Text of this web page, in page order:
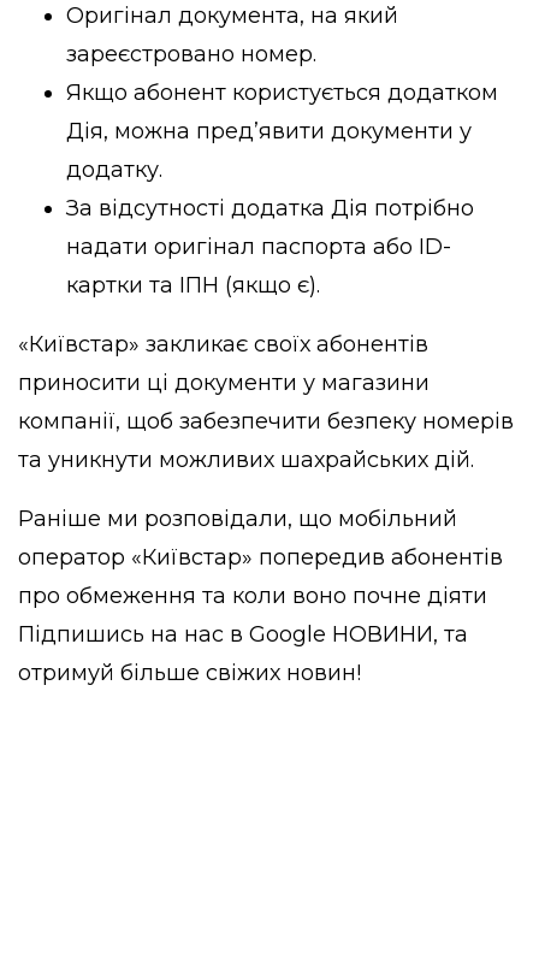
Оригінал документа, на який
зареєстровано номер.
Якщо абонент користується додатком
Дія, можна пред’явити документи у
додатку.
За відсутності додатка Дія потрібно
надати оригінал паспорта або ID-
картки та ІПН (якщо є).
«Київстар» закликає своїх абонентів
приносити ці документи у магазини
компанії, щоб забезпечити безпеку номерів
та уникнути можливих шахрайських дій.
Раніше ми розповідали, що мобільний
оператор «Київстар» попередив абонентів
про обмеження та коли воно почне діяти
Підпишись на нас в Google НОВИНИ, та
отримуй більше свіжих новин!